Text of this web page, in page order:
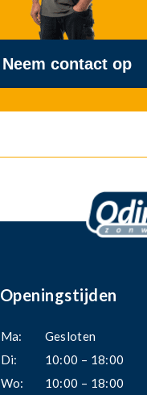
Neem contact op
Openingstijden
Ma:
Gesloten
Di:
10:00 – 18:00
Wo:
10:00 – 18:00